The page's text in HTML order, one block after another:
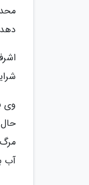
وی
آب